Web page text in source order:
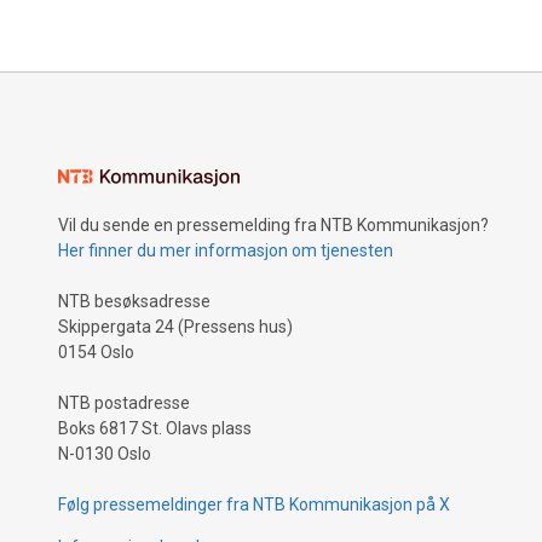
Vil du sende en pressemelding fra NTB Kommunikasjon?
Her finner du mer informasjon om tjenesten
NTB besøksadresse
Skippergata 24 (Pressens hus)
0154 Oslo
NTB postadresse
Boks 6817 St. Olavs plass
N-0130 Oslo
Følg pressemeldinger fra NTB Kommunikasjon på X